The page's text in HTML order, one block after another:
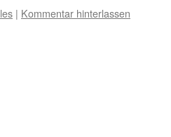
| Kommentar hinterlassen